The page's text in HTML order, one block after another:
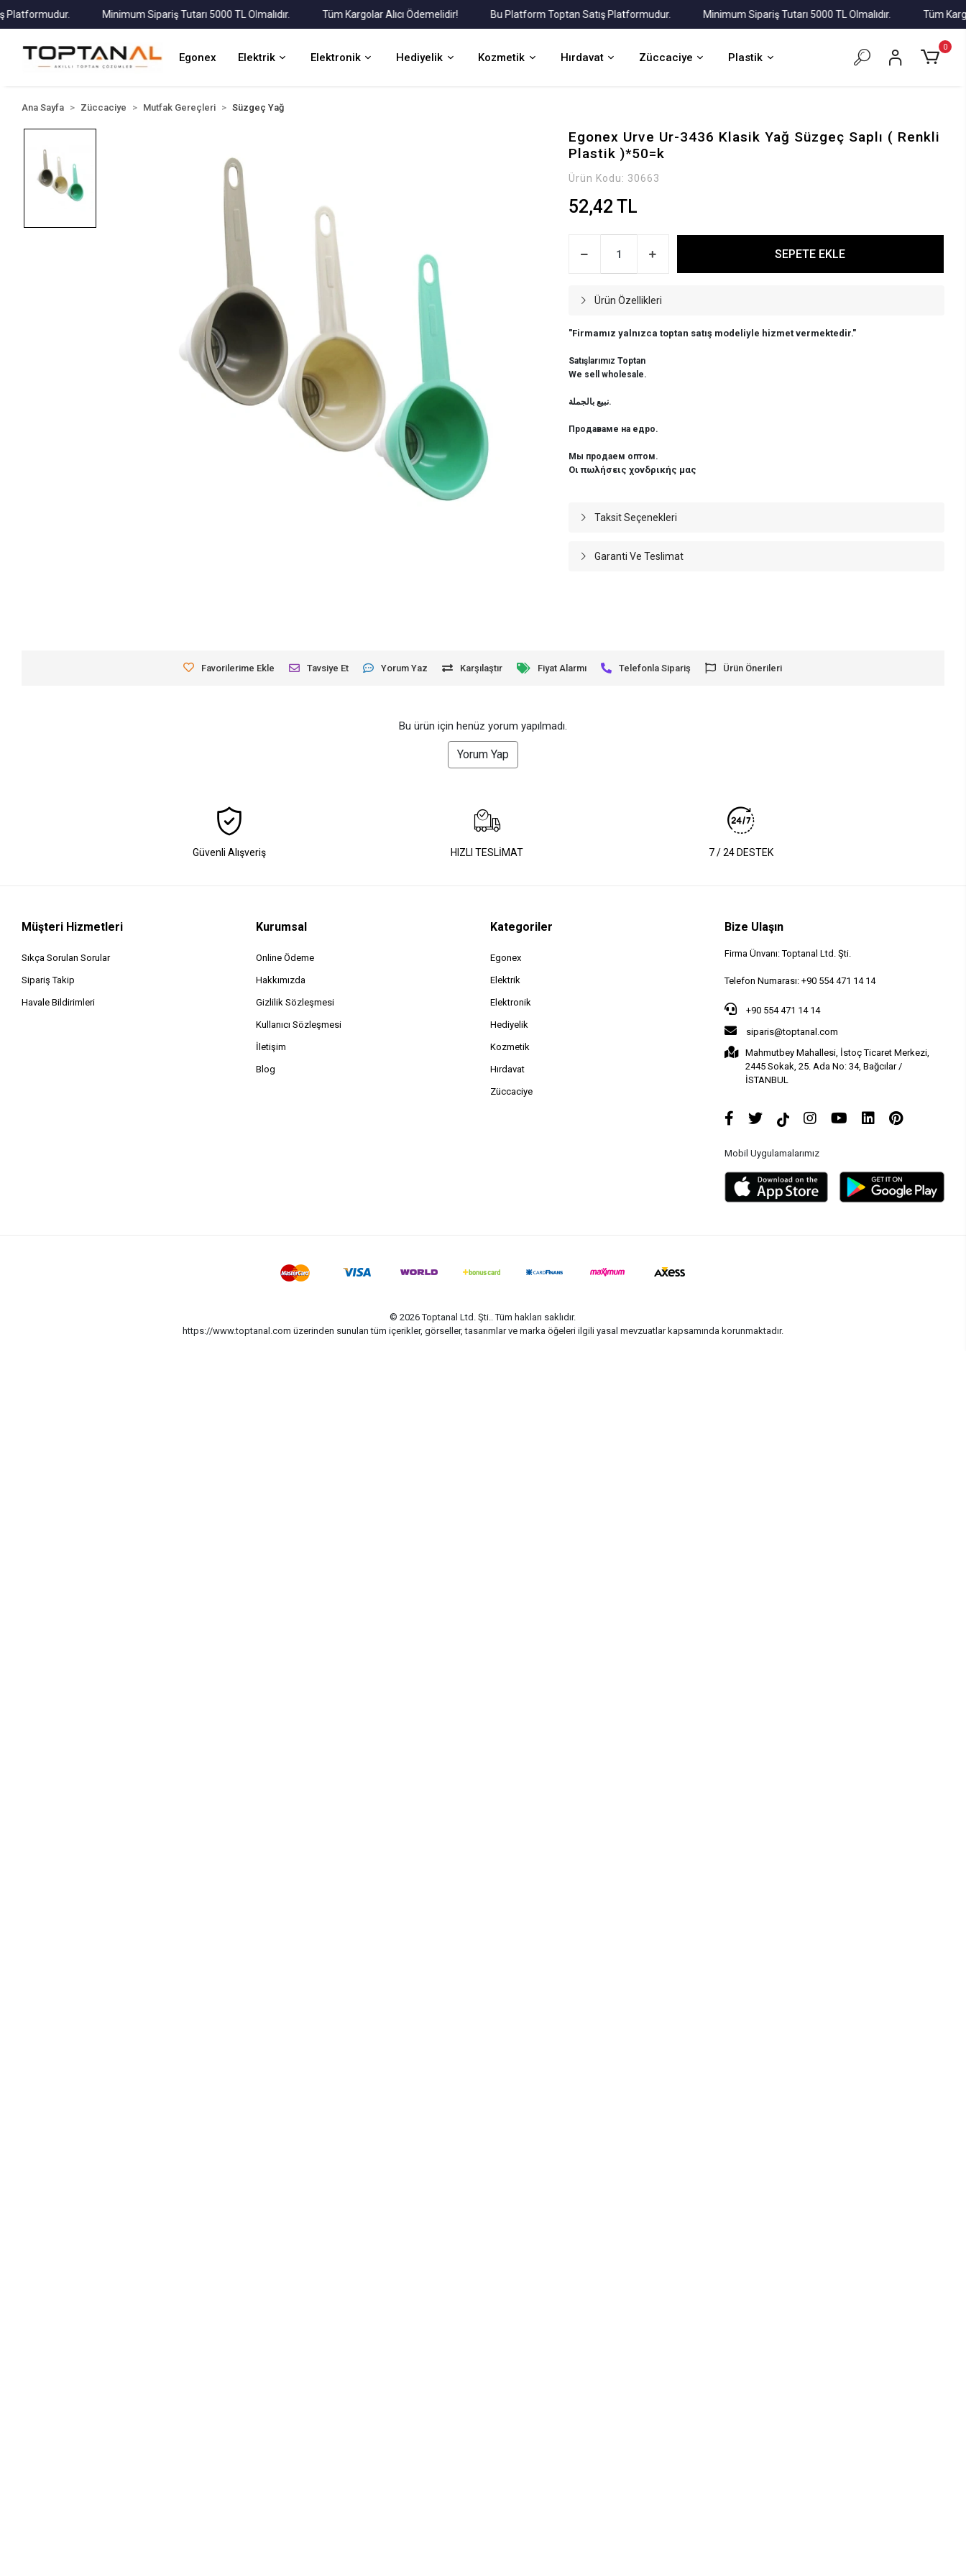
Minimum Sipariş Tutarı 5000 TL Olmalıdır. Tüm Kargolar Alıcı Ödemelidir! Bu Platform Toptan Satış Platformudur. Minimum Sipariş Tutarı 5000 TL Olmalıdır. Tüm Kargolar
Egonex Elektrik Elektronik Hediyelik Kozmetik Hırdavat Züccaciye Plastik
0
Ana Sayfa Züccaciye Mutfak Gereçleri Süzgeç Yağ
Egonex Urve Ur-3436 Klasik Yağ Süzgeç Saplı ( Renkli
Plastik )*50=k
Ürün Kodu: 30663
52,42 TL
SEPETE EKLE
Ürün Özellikleri
"Firmamız yalnızca toptan satış modeliyle hizmet vermektedir."
Satışlarımız Toptan
We sell wholesale.
نبيع بالجملة.
Продаваме на едро.
Мы продаем оптом.
Οι πωλήσεις χονδρικής μας
Taksit Seçenekleri
Garanti Ve Teslimat
Favorilerime Ekle Tavsiye Et Yorum Yaz Karşılaştır Fiyat Alarmı Telefonla Sipariş Ürün Önerileri
Bu ürün için henüz yorum yapılmadı.
Yorum Yap
Güvenli Alışveriş HIZLI TESLİMAT 7 / 24 DESTEK
Müşteri Hizmetleri
Sıkça Sorulan Sorular
Sipariş Takip
Havale Bildirimleri
Kurumsal
Online Ödeme
Hakkımızda
Gizlilik Sözleşmesi
Kullanıcı Sözleşmesi
İletişim
Blog
Kategoriler
Egonex
Elektrik
Elektronik
Hediyelik
Kozmetik
Hırdavat
Züccaciye
Bize Ulaşın
Firma Ünvanı: Toptanal Ltd. Şti.
Telefon Numarası: +90 554 471 14 14
+90 554 471 14 14
siparis@toptanal.com
Mahmutbey Mahallesi, İstoç Ticaret Merkezi,
2445 Sokak, 25. Ada No: 34, Bağcılar /
İSTANBUL
Mobil Uygulamalarımız
© 2026 Toptanal Ltd. Şti.. Tüm hakları saklıdır.
https://www.toptanal.com üzerinden sunulan tüm içerikler, görseller, tasarımlar ve marka öğeleri ilgili yasal mevzuatlar kapsamında korunmaktadır.